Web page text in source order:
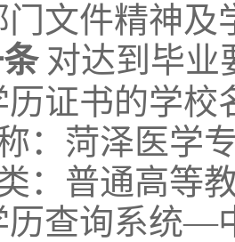
门文件精神
条 对达到毕业
历证书的学校
：菏泽医学
：普通高等
历查询系统—